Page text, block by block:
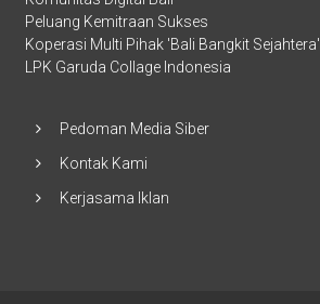
Peluang Kemitraan Sukses
Koperasi Multi Pihak 'Bali Bangkit Sejahtera'
LPK Garuda Collage Indonesia
Pedoman Media Siber
Kontak Kami
Kerjasama Iklan